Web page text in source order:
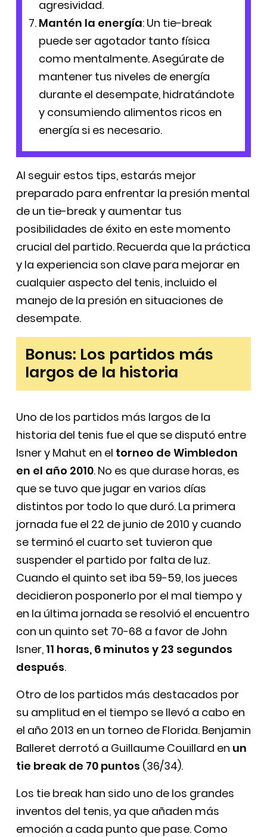
agresividad.
Mantén la energía: Un tie-break
puede ser agotador tanto física
como mentalmente. Asegúrate de
mantener tus niveles de energía
durante el desempate, hidratándote
y consumiendo alimentos ricos en
energía si es necesario.
Al seguir estos tips, estarás mejor
preparado para enfrentar la presión mental
de un tie-break y aumentar tus
posibilidades de éxito en este momento
crucial del partido. Recuerda que la práctica
y la experiencia son clave para mejorar en
cualquier aspecto del tenis, incluido el
manejo de la presión en situaciones de
desempate.
Bonus: Los partidos más
largos de la historia
Uno de los partidos más largos de la
historia del tenis fue el que se disputó entre
Isner y Mahut en el torneo de Wimbledon
en el año 2010. No es que durase horas, es
que se tuvo que jugar en varios días
distintos por todo lo que duró. La primera
jornada fue el 22 de junio de 2010 y cuando
se terminó el cuarto set tuvieron que
suspender el partido por falta de luz.
Cuando el quinto set iba 59-59, los jueces
decidieron posponerlo por el mal tiempo y
en la última jornada se resolvió el encuentro
con un quinto set 70-68 a favor de John
Isner, 11 horas, 6 minutos y 23 segundos
después.
Otro de los partidos más destacados por
su amplitud en el tiempo se llevó a cabo en
el año 2013 en un torneo de Florida. Benjamin
Balleret derrotó a Guillaume Couillard en un
tie break de 70 puntos (36/34).
Los tie break han sido uno de los grandes
inventos del tenis, ya que añaden más
emoción a cada punto que pase. Como